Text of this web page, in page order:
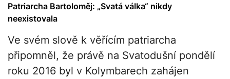
Patriarcha Bartoloměj: „Svatá válka“ nikdy
neexistovala
Ve svém slově k věřícím patriarcha
připomněl, že právě na Svatodušní pondělí
roku 2016 byl v Kolymbarech zahájen